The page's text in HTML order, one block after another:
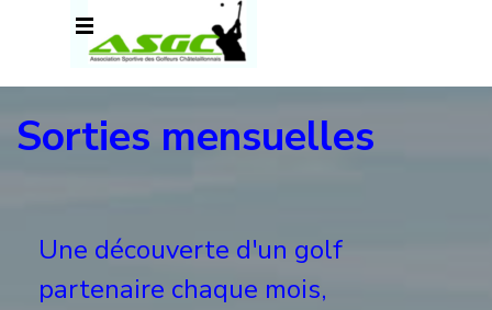
Sauter le menu
Sorties mensuelles
Une découverte d'un golf
partenaire chaque mois,